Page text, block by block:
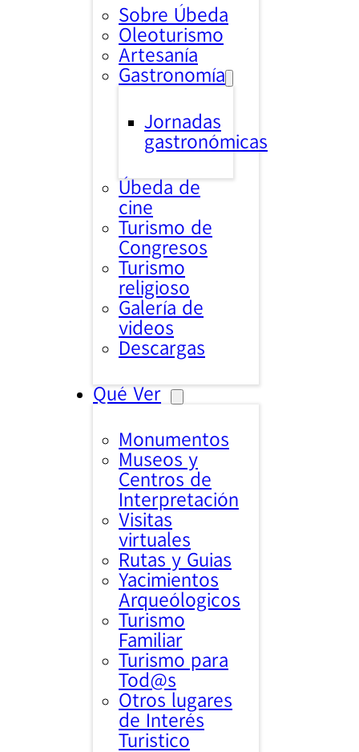
Sobre Úbeda
Oleoturismo
Artesanía
Gastronomía
Jornadas
gastronómicas
Úbeda de
cine
Turismo de
Congresos
Turismo
religioso
Galería de
videos
Descargas
Qué Ver
Monumentos
Museos y
Centros de
Interpretación
Visitas
virtuales
Rutas y Guias
Yacimientos
Arqueólogicos
Turismo
Familiar
Turismo para
Tod@s
Otros lugares
de Interés
Turistico